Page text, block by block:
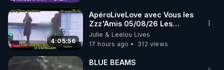
4:05:56
ApéroLiveLove avec Vous les
Zzz'Amis 05/08/26 Les
Zzz'Infos Bonheur de Leelou
Julie & Leelou Lives
17 hours ago
312 views
BLUE BEAMS